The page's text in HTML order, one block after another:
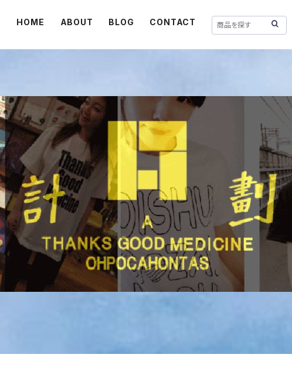
HOME ABOUT BLOG CONTACT